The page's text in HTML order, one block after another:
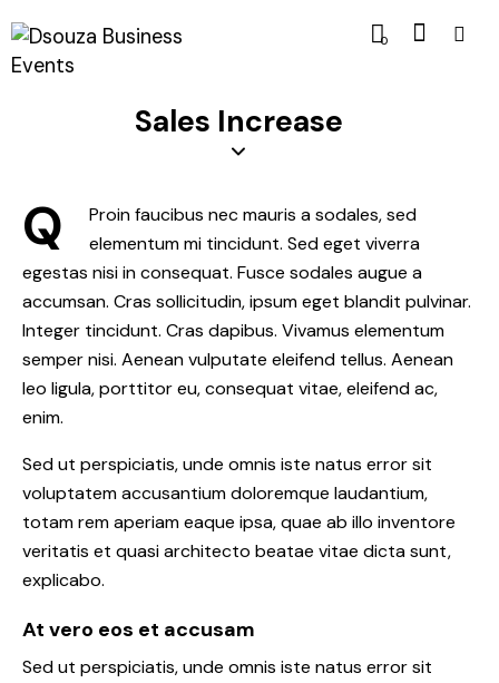
0
Sales Increase
Q
Proin faucibus nec mauris a sodales, sed
elementum mi tincidunt. Sed eget viverra
egestas nisi in consequat. Fusce sodales augue a
accumsan. Cras sollicitudin, ipsum eget blandit pulvinar.
Integer tincidunt. Cras dapibus. Vivamus elementum
semper nisi. Aenean vulputate eleifend tellus. Aenean
leo ligula, porttitor eu, consequat vitae, eleifend ac,
enim.
Sed ut perspiciatis, unde omnis iste natus error sit
voluptatem accusantium doloremque laudantium,
totam rem aperiam eaque ipsa, quae ab illo inventore
veritatis et quasi architecto beatae vitae dicta sunt,
explicabo.
At vero eos et accusam
Sed ut perspiciatis, unde omnis iste natus error sit